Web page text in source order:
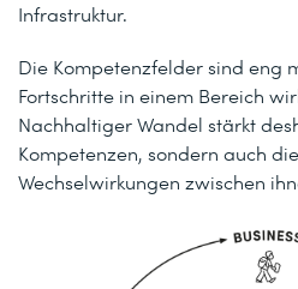
Infrastruktur.
Die Kompetenzfelder sind eng
Fortschritte in einem Bereich
Nachhaltiger Wandel stärkt
Kompetenzen, sondern auch
Wechselwirkungen zwischen